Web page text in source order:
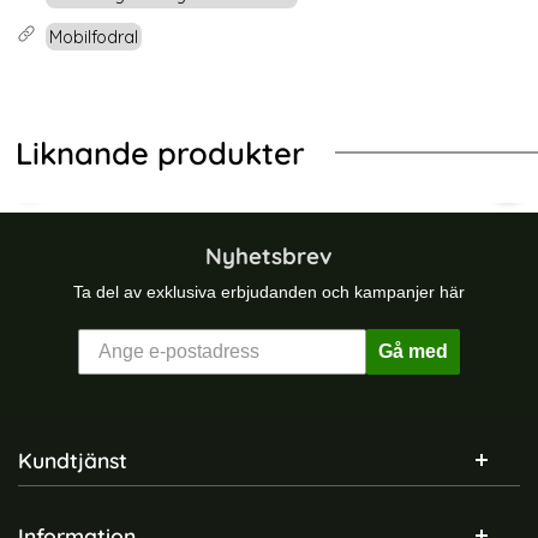
Mobilfodral
Liknande produkter
Galaxy S25 Skal Med Mobilsnöre Rosa
GKK Samsung Galaxy S26 Ultra
Nyhetsbrev
Ta del av exklusiva erbjudanden och kampanjer här
Gå med
Sidfot Blandad info och länkar
Kundtjänst